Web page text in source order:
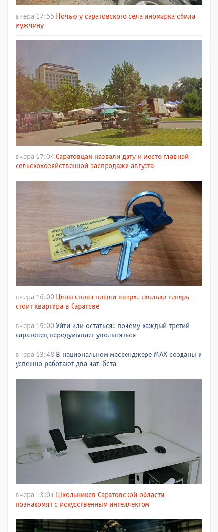
вчера 17:55 Ночью у саратовского села иномарка сбила
мужчину
вчера 17:04 Саратовцам назвали дату и место главной
сельскохозяйственной распродажи августа
вчера 16:00 Цены снова пошли вверх: сколько теперь
стоит квартира в Саратове
вчера 15:00 Уйти или остаться: почему каждый третий
саратовец передумывает увольняться
вчера 13:48 В национальном мессенджере МАХ созданы и
успешно работают два чат-бота
вчера 13:01
Школьников Саратовской области
познакомят с искусственным интеллектом